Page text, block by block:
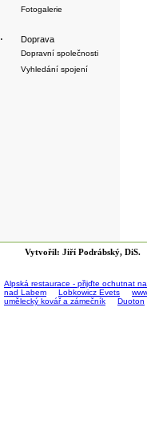
Fotogalerie
· Doprava
Dopravní společnosti
Vyhledání spojení
Vytvořil: Jiří Podrábský, DiS.
Alpská restaurace - přijďte ochutnat
nad Labem
Lobkowicz Evets
umělecký kovář a zámečník
Duoton